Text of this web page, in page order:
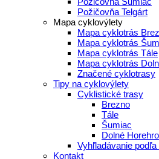
Požičovňa Telgárt
Mapa cyklovýlety
Mapa cyklotrás
Mapa cyklotrás
Mapa cyklotrás Tále
Mapa cyklotrás
Značené cyklotrasy
Tipy na cyklovýlety
Cyklistické trasy
Brezno
Tále
Šumiac
Dolné
Vyhľladávanie
Kontakt